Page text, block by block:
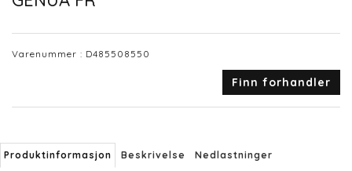
Varenummer : D485508550
Finn forhandler
Produktinformasjon Beskrivelse Nedlastninger